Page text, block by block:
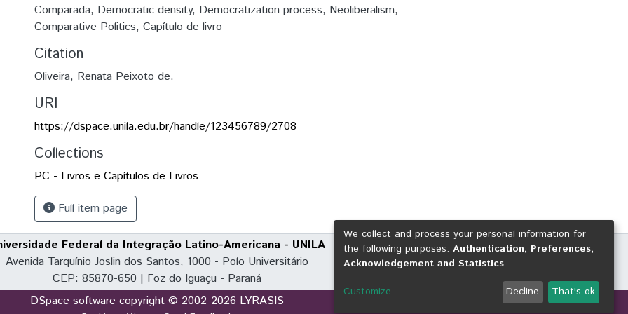
Comparada, Democratic density, Democratization process, Neoliberalism,
Comparative Politics, Capítulo de livro
Citation
Oliveira, Renata Peixoto de.
URI
https://dspace.unila.edu.br/handle/123456789/2708
Collections
PC - Livros e Capítulos de Livros
Full item page
Federal da Integração Latino-Americana - UNILA
Avenida Tarquínio Joslin dos Santos, 1000 - Polo Universitário
CEP: 85870-650 | Foz do Iguaçu - Paraná
DSpace software copyright © 2002-2026 LYRASIS
We collect and process your personal information for
the following purposes: Authentication, Preferences,
Acknowledgement and Statistics.
Customize Decline That's ok